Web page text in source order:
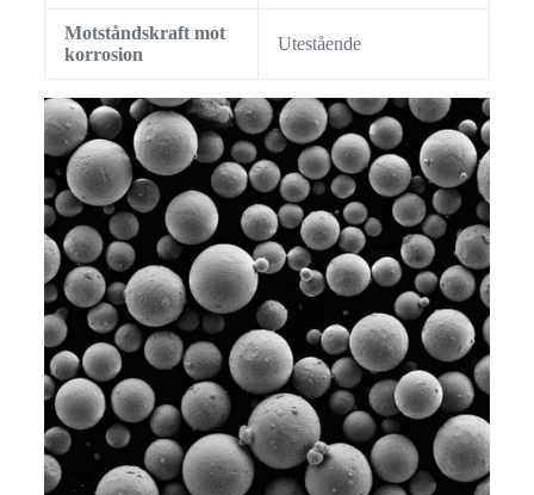
Motståndskraft mot
korrosion
Utestående